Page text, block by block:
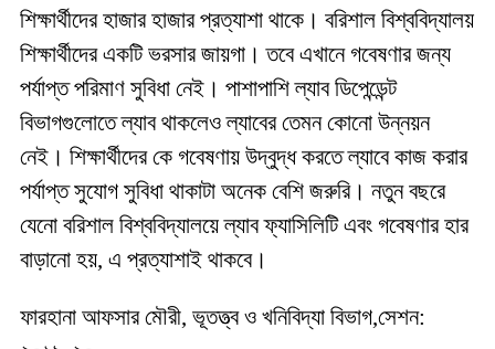
শিক্ষার্থীদের হাজার হাজার প্রত্যাশা থাকে। বরিশাল বিশ্ববিদ্যালয়
শিক্ষার্থীদের একটি ভরসার জায়গা। তবে এখানে গবেষণার জন্য
পর্যাপ্ত পরিমাণ সুবিধা নেই। পাশাপাশি ল্যাব ডিপেন্ডেন্ট
বিভাগগুলোতে ল্যাব থাকলেও ল্যাবের তেমন কোনো উন্নয়ন
নেই। শিক্ষার্থীদের কে গবেষণায় উদ্বুদ্ধ করতে ল্যাবে কাজ করার
পর্যাপ্ত সুযোগ সুবিধা থাকাটা অনেক বেশি জরুরি। নতুন বছরে
যেনো বরিশাল বিশ্ববিদ্যালয়ে ল্যাব ফ্যাসিলিটি এবং গবেষণার হার
বাড়ানো হয়, এ প্রত্যাশাই থাকবে।
ফারহানা আফসার মৌরী, ভূতত্ত্ব ও খনিবিদ্যা বিভাগ,সেশন: